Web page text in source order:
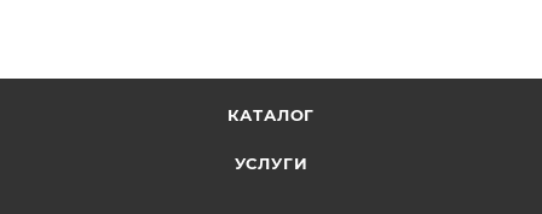
КАТАЛОГ
УСЛУГИ